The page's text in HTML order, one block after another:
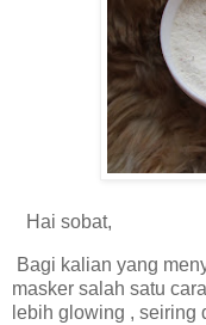
Hai sobat,
Bagi kalian yang
masker salah satu
lebih glowing , seiring